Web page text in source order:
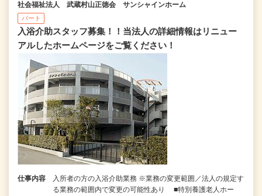
社会福祉法人 武蔵村山正徳会 サンシャインホーム
パート
入浴介助スタッフ募集！！当法人の詳細情報はリニュー
アルしたホームページをご覧ください！
仕事内容
入所者の方の入浴介助業務 ※業務の変更範囲／法人の規定す
る業務の範囲内で変更の可能性あり ■特別養護老人ホー